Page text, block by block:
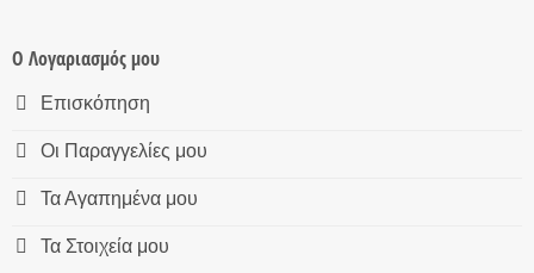
Ο Λογαριασμός μου
Επισκόπηση
Οι Παραγγελίες μου
Τα Αγαπημένα μου
Τα Στοιχεία μου